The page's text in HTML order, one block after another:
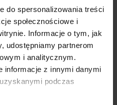
do spersonalizowania treści
społecznościowe i
Informacje o tym, jak
udostępniamy partnerom
i analitycznym.
informacje z innymi danymi
podczas